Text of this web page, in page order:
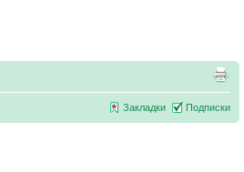
Закладки Подписки